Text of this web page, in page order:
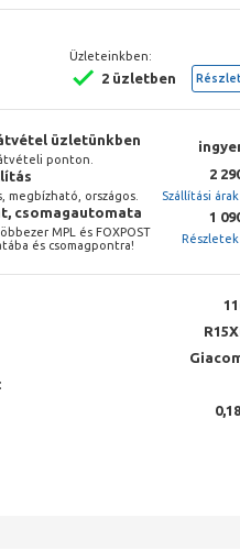
Üzleteinkben:
2 üzletben
üzletünkben
ponton.
megbízható, országos.
2
Szállítási árak
csomagautomata
MPL és FOXPOST
és csomagpontra!
1
Részletek